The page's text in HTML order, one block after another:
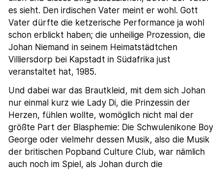
es sieht. Den irdischen Vater meint er wohl. Gott
Vater dürfte die ketzerische Performance ja wohl
schon erblickt haben; die unheilige Prozession, die
Johan Niemand in seinem Heimatstädtchen
Villiersdorp bei Kapstadt in Südafrika just
veranstaltet hat, 1985.
Und dabei war das Brautkleid, mit dem sich Johan
nur einmal kurz wie Lady Di, die Prinzessin der
Herzen, fühlen wollte, womöglich nicht mal der
größte Part der Blasphemie: Die Schwulenikone Boy
George oder vielmehr dessen Musik, also die Musik
der britischen Popband Culture Club, war nämlich
auch noch im Spiel, als Johan durch die